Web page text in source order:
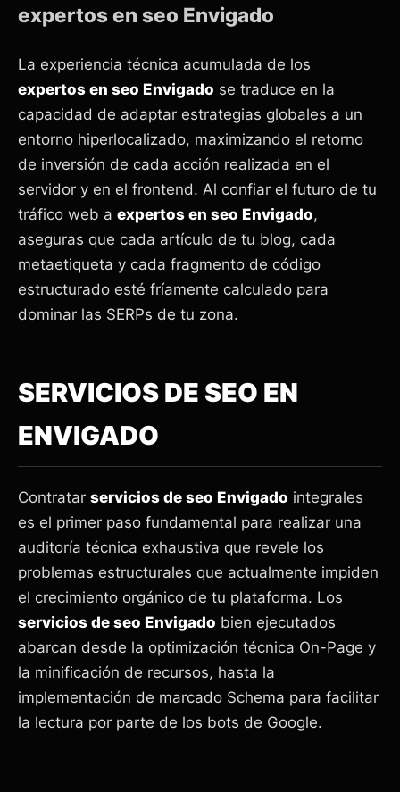
expertos en seo Envigado
La experiencia técnica acumulada de los
expertos en seo Envigado se traduce en la
capacidad de adaptar estrategias globales a un
entorno hiperlocalizado, maximizando el retorno
de inversión de cada acción realizada en el
servidor y en el frontend. Al confiar el futuro de tu
tráfico web a expertos en seo Envigado,
aseguras que cada artículo de tu blog, cada
metaetiqueta y cada fragmento de código
estructurado esté fríamente calculado para
dominar las SERPs de tu zona.
SERVICIOS DE SEO EN
ENVIGADO
Contratar servicios de seo Envigado integrales
es el primer paso fundamental para realizar una
auditoría técnica exhaustiva que revele los
problemas estructurales que actualmente impiden
el crecimiento orgánico de tu plataforma. Los
servicios de seo Envigado bien ejecutados
abarcan desde la optimización técnica On-Page y
la minificación de recursos, hasta la
implementación de marcado Schema para facilitar
la lectura por parte de los bots de Google.